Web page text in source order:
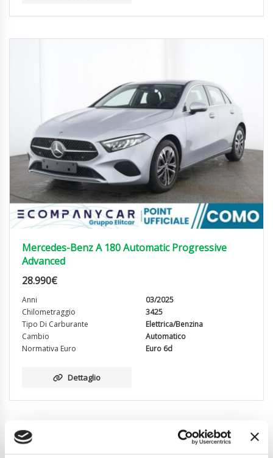
Mercedes-Benz A 180 Automatic Progressive
Advanced
28.990€
Anni
03/2025
Chilometraggio
3425
Tipo Di Carburante
Elettrica/Benzina
Cambio
Automatico
Normativa Euro
Euro 6d
Dettaglio